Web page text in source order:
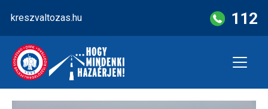
content
kreszvaltozas.hu 112